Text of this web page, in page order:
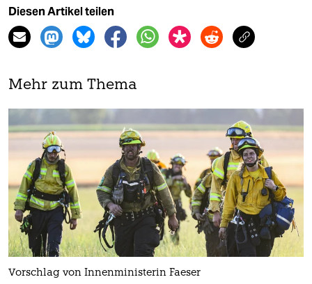
Diesen Artikel teilen
Mehr zum Thema
Vorschlag von Innenministerin Faeser